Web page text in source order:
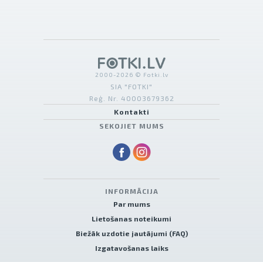
2000-2026 © Fotki.lv
SIA "FOTKI"
Reģ. Nr. 40003679362
Kontakti
SEKOJIET MUMS
INFORMĀCIJA
Par mums
Lietošanas noteikumi
Biežāk uzdotie jautājumi (FAQ)
Izgatavošanas laiks